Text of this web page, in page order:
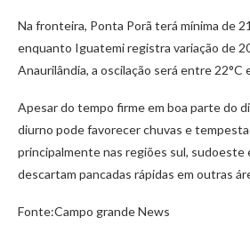
Na fronteira, Ponta Porã terá mínima de
enquanto Iguatemi registra variação de 20
Anaurilândia, a oscilação será entre 22°C
Apesar do tempo firme em boa parte do
diurno pode favorecer chuvas e
principalmente nas regiões sul, sudoeste
descartam pancadas rápidas em outras
Fonte:Campo grande News